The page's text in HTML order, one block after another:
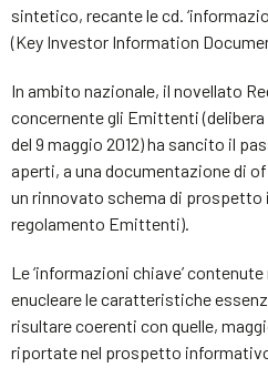
sintetico, recante le cd.
(Key Investor Information
In ambito nazionale, il novellato
concernente gli Emittenti (delibera
del 9 maggio 2012) ha sancito il
aperti, a una documentazione di
un rinnovato schema di prospetto
regolamento Emittenti).
Le ‘informazioni chiave’
enucleare le caratteristiche
risultare coerenti con quelle,
riportate nel prospetto informativo